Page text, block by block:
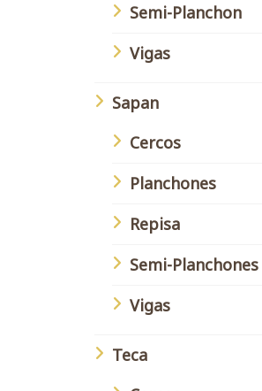
Semi-Planchon
Vigas
Sapan
Cercos
Planchones
Repisa
Semi-Planchones
Vigas
Teca